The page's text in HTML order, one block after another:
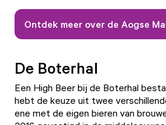
Ontdek meer over de Aogse
De Boterhal
Een High Beer bij de Boterhal
hebt de keuze uit twee
ene met de eigen bieren van